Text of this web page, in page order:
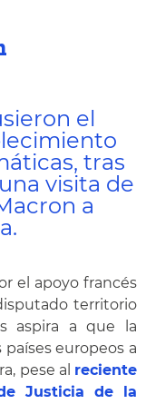
el
tras
visita de
a
el apoyo francés
territorio
aspira a que la
europeos a
pese al reciente
Justicia de la